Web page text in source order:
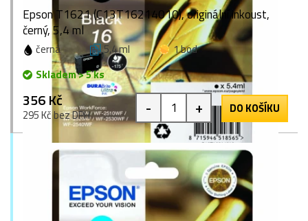
Epson T1621 (C13T16214010), originální inkoust,
černý, 5,4 ml
černá 5,4 ml
1 bod
Skladem > 5 ks
356 Kč
295 Kč bez DPH - + DO KOŠÍKU